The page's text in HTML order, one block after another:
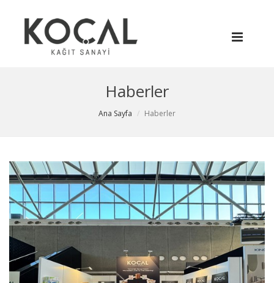
Haberler
Ana Sayfa Haberler